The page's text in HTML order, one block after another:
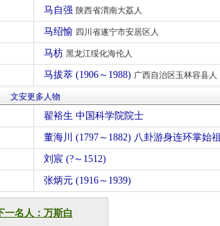
马自强 陕西省渭南大荔人
马绍愉 四川省遂宁市安居区人
马枋 黑龙江绥化海伦人
马拔萃 (1906～1988) 广西自治区玉林容县人
文安更多人物
翟裕生 中国科学院院士
董海川 (1797～1882) 八卦游身连环掌始祖
刘宸 (?～1512)
张炳元 (1916～1939)
一名人：万斯白